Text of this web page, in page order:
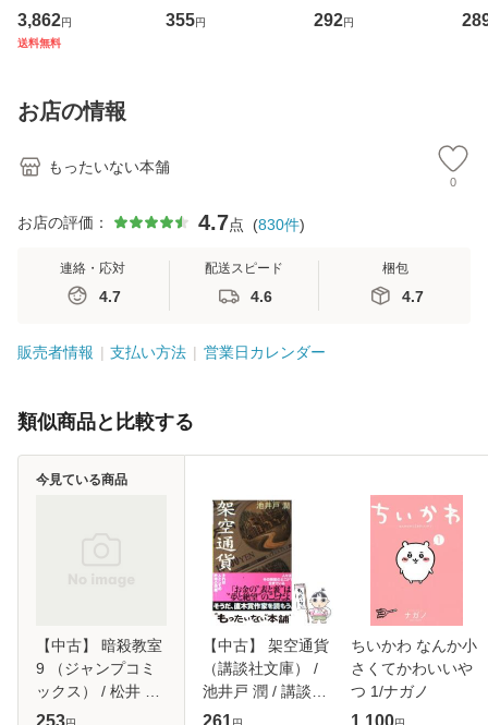
専門職の看護マネ
ジメントスキル 改
恵 藤本幸三 / 南江
堂 [単行
3,862円
送料無料
キューンレコード
[CD]【メール便送
355円
その正しい理解と
克服法 (SB新書 57
292円
のが
お店の情報
もったいない本舗
0
お店の評価： 4.7点 (830件)
連絡・応対
4.7
配送スピード
4.6
梱包
4.7
販売者情報 支払い方法 営業日カレンダー
類似商品と比較する
【中古】 暗殺教室
9 （ジャンプコミ
ックス） / 松井 優
征 / 集英社 [コミッ
253
今見ている商品
【中古】 架空通貨
（講談社文庫） /
池井戸 潤 / 講談社
[文庫]【メール便送
261
ちいかわ なんか小
さくてかわいいや
つ 1/ナガノ
1,100